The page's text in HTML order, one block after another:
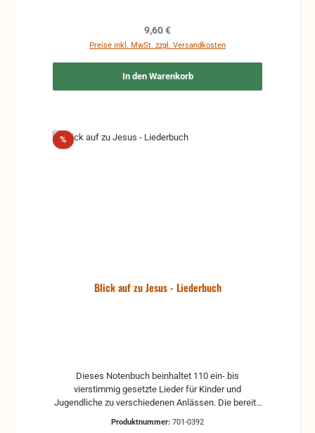
Regulärer Preis:
9,60 €
Preise inkl. MwSt. zzgl. Versandkosten
In den Warenkorb
%Rabatt
Blick auf zu Jesus - Liederbuch
Dieses Notenbuch beinhaltet 110 ein- bis
vierstimmig gesetzte Lieder für Kinder und
Jugendliche zu verschiedenen Anlässen. Die bereits
Produktnummer: 701-0392